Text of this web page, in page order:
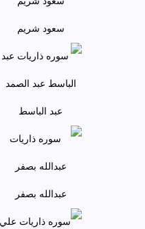
سعود شريم
عبد الباسط
عبدالله بصفر